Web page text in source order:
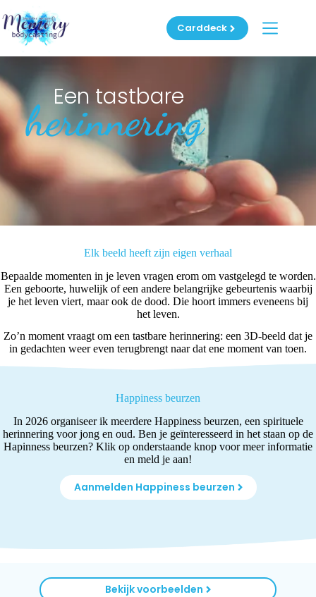
naar
de
inhoud
Carddeck
Een tastbare
herinnering
Elk beeld heeft zijn eigen verhaal
Bepaalde momenten in je leven vragen erom om vastgelegd te worden.
Een geboorte, huwelijk of een andere belangrijke gebeurtenis waarbij
je het leven viert, maar ook de dood. Die hoort immers eveneens bij
het leven.
Zo’n moment vraagt om een tastbare herinnering: een 3D-beeld dat je
in gedachten weer even terugbrengt naar dat ene moment van toen.
Happiness beurzen
In 2026 organiseer ik meerdere Happiness beurzen, een spirituele
herinnering voor jong en oud. Ben je geïnteresseerd in het staan op de
Hapinness beurzen? Klik op onderstaande knop voor meer informatie
en meld je aan!
Aanmelden Happiness beurzen
Bekijk voorbeelden